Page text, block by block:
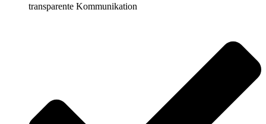
transparente Kommunikation